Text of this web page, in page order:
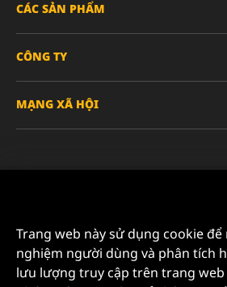
CÁC SẢN PHẨM
XE HÀNH KHÁCH VÀ XE TẢI NHẸ
CÔNG TY
VỀ CHÚNG TÔI
SỰ NGHIỆP
MẠNG XÃ HỘI
YouTube
Trang web này sử dụng cookie
nghiệm người dùng và phân tích
lưu lượng truy cập trên trang web